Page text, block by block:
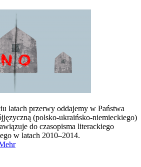
latach przerwy oddajemy w Państwa
(polsko-ukraińsko-niemieckiego)
do czasopisma literackiego
w latach 2010–2014.